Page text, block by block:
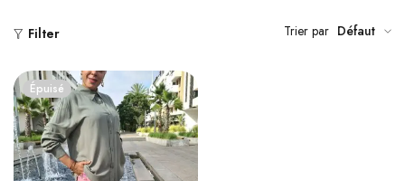
Filter Trier par Défaut
Épuisé